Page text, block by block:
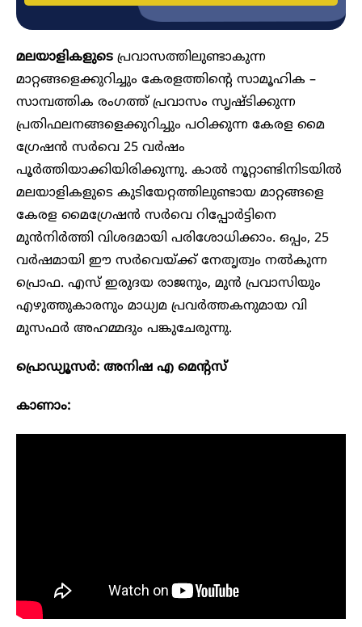
മലയാളികളുടെ പ്രവാസത്തിലുണ്ടാകുന്ന
മാറ്റങ്ങളെക്കുറിച്ചും കേരളത്തിന്റെ സാമൂഹിക –
സാമ്പത്തിക രം​ഗത്ത് പ്രവാസം സ‍ൃഷ്ടിക്കുന്ന
പ്രതിഫലനങ്ങളെക്കുറിച്ചും പഠിക്കുന്ന കേരള മൈ​
ഗ്രേഷൻ സർവെ 25 വർഷം
പൂർത്തിയാക്കിയിരിക്കുന്നു. കാൽ നൂറ്റാണ്ടിനിടയിൽ
മലയാളികളുടെ കുടിയേറ്റത്തിലുണ്ടായ മാറ്റങ്ങളെ
കേരള മൈ​ഗ്രേഷൻ സർവെ റിപ്പോർട്ടിനെ
മുൻനിർത്തി വിശദമായി പരിശോധിക്കാം. ഒപ്പം, 25
വർഷമായി ഈ സർവെയ്ക്ക് നേതൃത്വം നൽകുന്ന
പ്രൊഫ. എസ് ഇരുദയ രാജനും, മുൻ പ്രവാസിയും
എഴുത്തുകാരനും മാധ്യമ പ്രവർത്തകനുമായ വി
മുസഫർ അഹമ്മദും പങ്കുചേരുന്നു.
പ്രൊഡ്യൂസർ: അനിഷ എ മെന്റസ്
കാണാം: